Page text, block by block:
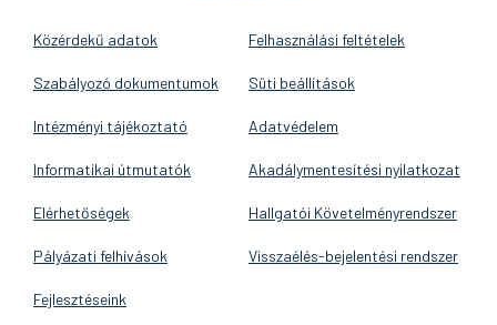
Közérdekű adatok
Szabályozó dokumentumok
Intézményi tájékoztató
Informatikai útmutatók
Elérhetőségek
Pályázati felhívások
Fejlesztéseink
Felhasználási feltételek
Süti beállítások
Adatvédelem
Akadálymentesítési nyilatkozat
Hallgatói Követelményrendszer
Visszaélés-bejelentési rendszer